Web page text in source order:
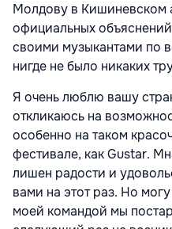
Молдову в Кишиневском
официальных
своими музыкантами по
нигде не было никаких
Я очень люблю вашу
откликаюсь на
особенно на таком
фестивале, как Gustar.
лишен радости и
вами на этот раз. Но
моей командой мы